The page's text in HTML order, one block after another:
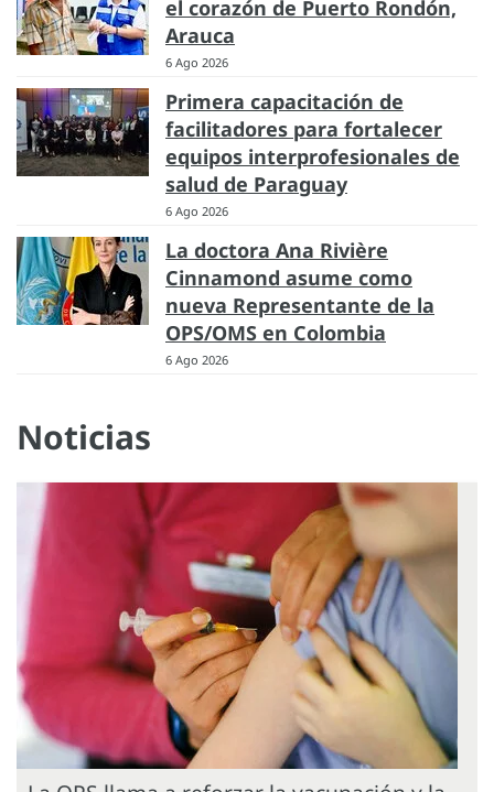
el corazón de Puerto Rondón,
Arauca
6 Ago 2026
Primera capacitación de
facilitadores para fortalecer
equipos interprofesionales de
salud de Paraguay
6 Ago 2026
La doctora Ana Rivière
Cinnamond asume como
nueva Representante de la
OPS/OMS en Colombia
6 Ago 2026
Noticias